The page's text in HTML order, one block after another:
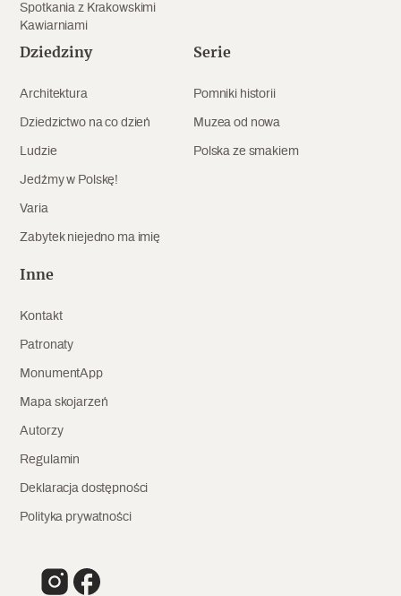
Popularne
Niewykonalne? Nie dla Wawelu
Świat
Popularne
Spotkania z Krakowskimi
Kawiarniami
Dziedziny
Architektura
Dziedzictwo na co dzień
Ludzie
Jedźmy w Polskę!
Varia
Zabytek niejedno ma imię
Serie
Pomniki historii
Muzea od nowa
Polska ze smakiem
Inne
Kontakt
Patronaty
MonumentApp
Mapa skojarzeń
Autorzy
Regulamin
Deklaracja dostępności
Polityka prywatności